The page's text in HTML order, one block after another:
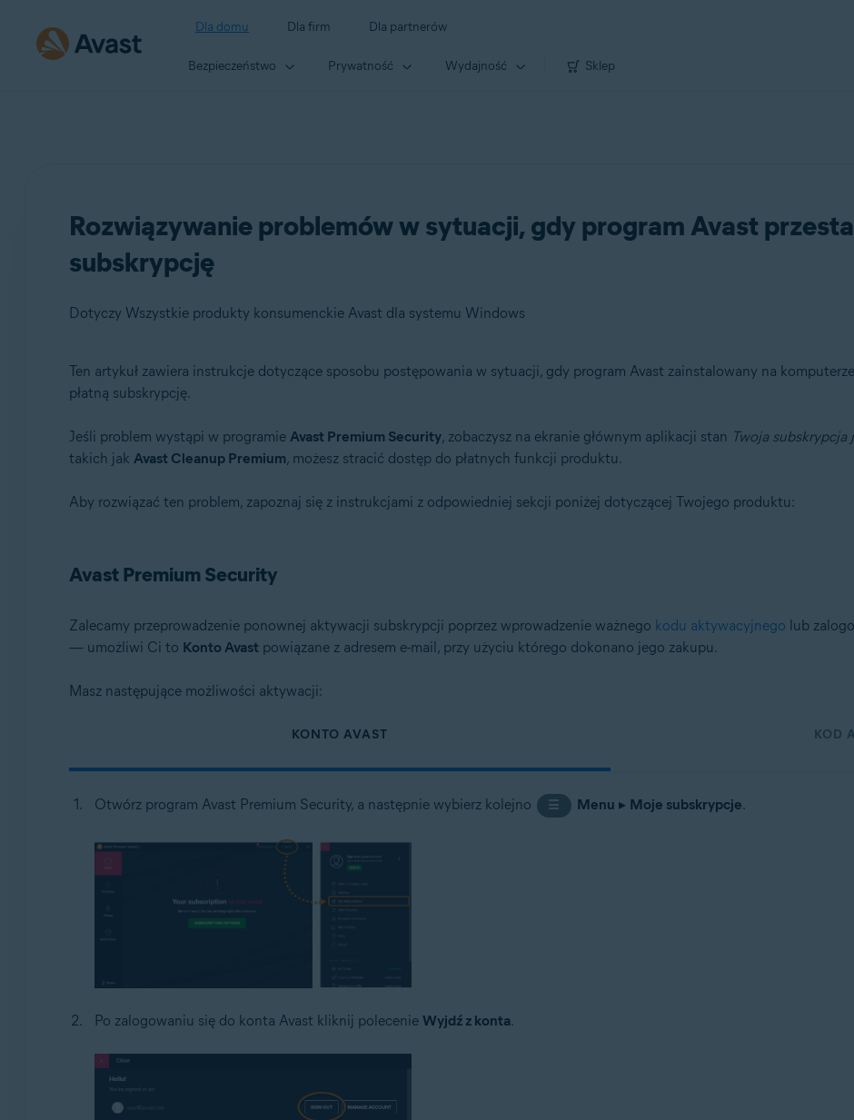
Dla domu Dla firm Dla partnerów
Bezpieczeństwo Prywatność Wydajność Sklep
Rozwiązywanie problemów w sytuacji, gdy program Avast
subskrypcję
Dotyczy Wszystkie produkty konsumenckie Avast dla systemu Windows
Produkty:
Systemy operacyjne:
Microsoft Windows 10 Home / Pro / Enterprise / Education — wersja 32-/64-bitowa
Microsoft Windows 7 Home Basic / Home Premium / Professional / Enterprise / Ultimate — dodatek Service Pack 2, wersja 32-/64-bitowa
Ten artykuł zawiera instrukcje dotyczące sposobu postępowania w sytuacji, gdy program Avast zainstalowany na
płatną subskrypcję.
Jeśli problem wystąpi w programie Avast Premium Security, zobaczysz na ekranie głównym aplikacji stan Twoja subskrypcja
takich jak Avast Cleanup Premium, możesz stracić dostęp do płatnych funkcji produktu.
Aby rozwiązać ten problem, zapoznaj się z instrukcjami z odpowiedniej sekcji poniżej dotyczącej Twojego produktu:
Avast Premium Security
Zalecamy przeprowadzenie ponownej aktywacji subskrypcji poprzez wprowadzenie ważnego kodu aktywacyjnego lub
— umożliwi Ci to Konto Avast powiązane z adresem e-mail, przy użyciu którego dokonano jego zakupu.
Masz następujące możliwości aktywacji:
KONTO AVAST KOD
Otwórz program Avast Premium Security, a następnie wybierz kolejno ☰ Menu ▸ Moje subskrypcje.
Po zalogowaniu się do konta Avast kliknij polecenie Wyjdź z konta.